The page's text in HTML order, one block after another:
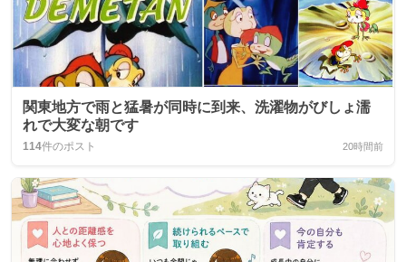
関東地方で雨と猛暑が同時に到来、洗濯物がびしょ濡
れで大変な朝です
114件のポスト 20時間前